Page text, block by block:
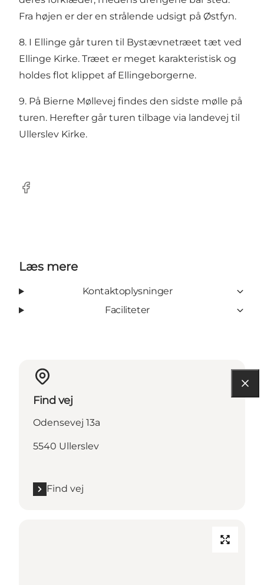
Fra højen er der en strålende udsigt på Østfyn.
8. I Ellinge går turen til Bystævnetræet tæt ved
Ellinge Kirke. Træet er meget karakteristisk og
holdes flot klippet af Ellingeborgerne.
9. På Bierne Møllevej findes den sidste mølle på
turen. Herefter går turen tilbage via landevej til
Ullerslev Kirke.
Facebook
Læs mere
Kontaktoplysninger
Faciliteter
Find vej
Odensevej 13a
5540 Ullerslev
Find vej